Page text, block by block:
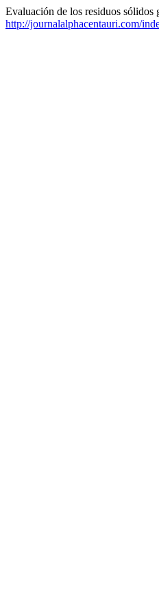
Evaluación de los residuos sólidos
http://journalalphacentauri.com/